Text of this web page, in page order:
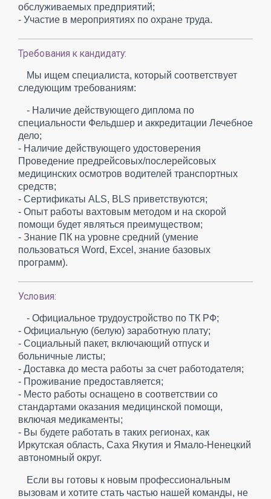
обслуживаемых предприятий;
- Участие в мероприятиях по охране труда.
Требования к кандидату:
Мы ищем специалиста, который соответствует
следующим требованиям:
- Наличие действующего диплома по
специальности Фельдшер и аккредитации Лечебное
дело;
- Наличие действующего удостоверения
Проведение предрейсовых/послерейсовых
медицинских осмотров водителей транспортных
средств;
- Сертификаты ALS, BLS приветствуются;
- Опыт работы вахтовым методом и на скорой
помощи будет являться преимуществом;
- Знание ПК на уровне средний (умение
пользоваться Word, Excel, знание базовых
программ).
Условия:
- Официальное трудоустройство по ТК РФ;
- Официальную (белую) заработную плату;
- Социальный пакет, включающий отпуск и
больничные листы;
- Доставка до места работы за счет работодателя;
- Проживание предоставляется;
- Место работы оснащено в соответствии со
стандартами оказания медицинской помощи,
включая медикаменты;
- Вы будете работать в таких регионах, как
Иркутская область, Саха Якутия и Ямало-Ненецкий
автономный округ.
Если вы готовы к новым профессиональным
вызовам и хотите стать частью нашей команды, не